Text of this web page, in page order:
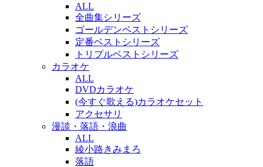
ALL
全曲集シリーズ
ゴールデンベストシリーズ
定番ベストシリーズ
トリプルベストシリーズ
カラオケ
ALL
DVDカラオケ
(今すぐ歌える)カラオケセット
アクセサリ
漫談・落語・浪曲
ALL
綾小路きみまろ
落語